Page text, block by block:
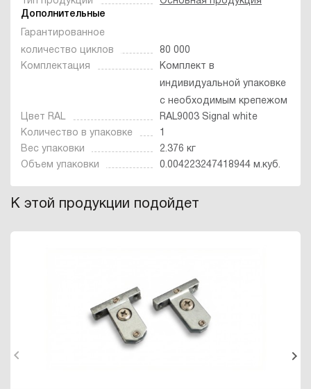
Дополнительные
Гарантированное
количество циклов
80 000
Комплектация
Комплект в
индивидуальной упаковке
с необходимым крепежом
Цвет RAL
RAL9003 Signal white
Количество в упаковке
1
Вес упаковки
2.376 кг
Объем упаковки
0.004223247418944 м.куб.
К этой продукции подойдет